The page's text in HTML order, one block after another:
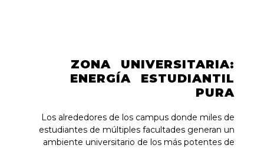
ZONA UNIVERSITARIA:
ENERGÍA ESTUDIANTIL
PURA
Los alrededores de los campus donde miles de
estudiantes de múltiples facultades generan un
ambiente universitario de los más potentes de